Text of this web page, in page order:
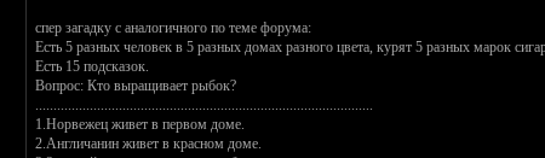
спер загадку с аналогичного по теме форума:
Есть 5 разных человек в 5 разных домах разного цвета, курят 5 разных марок
Есть 15 подсказок.
Вопрос: Кто выращивает рыбок?
.............................................................................................
1.Норвежец живет в первом доме.
2.Англичанин живет в красном доме.